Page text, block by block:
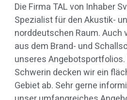
Die Firma TAL von Inhaber
Spezialist für den Akustik-
norddeutschen Raum. Auch
aus dem Brand- und
unseres
Schwerin decken wir ein
Gebiet ab. Sehr gerne